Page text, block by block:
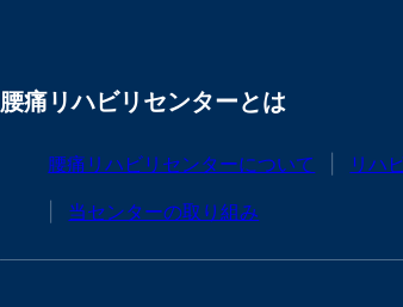
腰痛リハビリセンターとは
腰痛リハビリセンターについて リハ
当センターの取り組み